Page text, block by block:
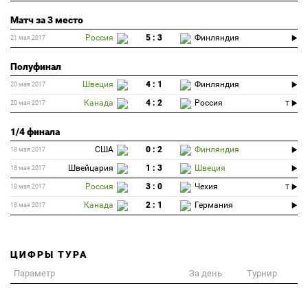
Матч за 3 место
21 мая 2017 Россия 5 : 3 Финляндия
Полуфинал
20 мая 2017 Швеция 4 : 1 Финляндия
20 мая 2017 Канада 4 : 2 T
Россия
1/4 финала
18 мая 2017 США 0 : 2 Финляндия
18 мая 2017 Швейцария 1 : 3 Швеция
18 мая 2017 Россия 3 : 0 T
Чехия
18 мая 2017 Канада 2 : 1 Германия
ЦИФРЫ ТУРА
Параметр За день
Турнир